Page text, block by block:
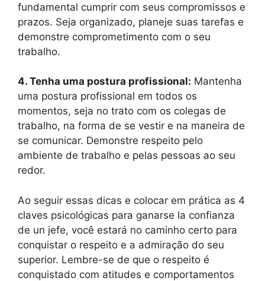
fundamental cumprir com seus compromissos e
prazos. Seja organizado, planeje suas tarefas e
demonstre comprometimento com o seu
trabalho.
4. Tenha uma postura profissional: Mantenha
uma postura profissional em todos os
momentos, seja no trato com os colegas de
trabalho, na forma de se vestir e na maneira de
se comunicar. Demonstre respeito pelo
ambiente de trabalho e pelas pessoas ao seu
redor.
Ao seguir essas dicas e colocar em prática as 4
claves psicológicas para ganarse la confianza
de un jefe, você estará no caminho certo para
conquistar o respeito e a admiração do seu
superior. Lembre-se de que o respeito é
conquistado com atitudes e comportamentos